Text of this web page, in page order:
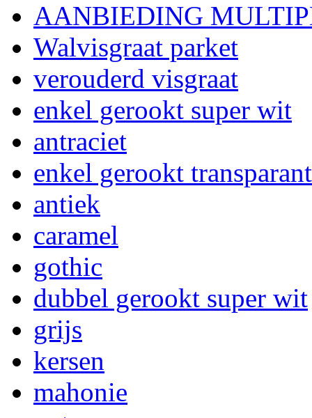
AANBIEDING
Walvisgraat parket
verouderd visgraat
enkel gerookt super wit
antraciet
enkel gerookt
antiek
caramel
gothic
dubbel gerookt super wit
grijs
kersen
mahonie